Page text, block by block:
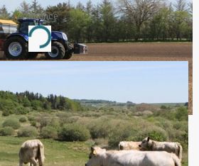
Annonce
Loading...